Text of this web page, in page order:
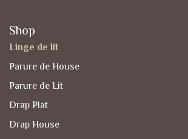
Shop
Linge de lit
Parure de House
Parure de Lit
Drap Plat
Drap House